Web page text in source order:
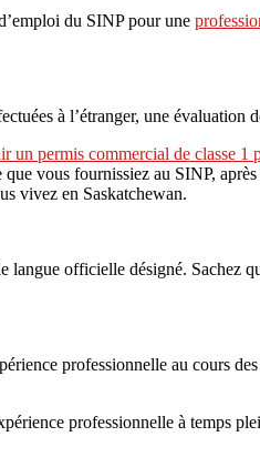
du SINP pour une
à l’étranger, une évaluation
permis commercial de classe 1
vous fournissiez au SINP,
vivez en Saskatchewan.
officielle désigné. Sachez
professionnelle au cours
professionnelle à temps